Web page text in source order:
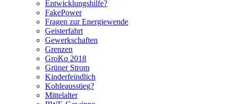
Entwicklungshilfe?
FakePower
Fragen zur Energiewende
Geisterfahrt
Gewerkschaften
Grenzen
GroKo 2018
Grüner Strom
Kinderfeindlich
Kohleausstieg?
Mittelalter